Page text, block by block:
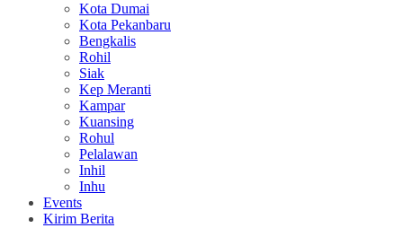
Kota Dumai
Kota Pekanbaru
Bengkalis
Rohil
Siak
Kep Meranti
Kampar
Kuansing
Rohul
Pelalawan
Inhil
Inhu
Events
Kirim Berita